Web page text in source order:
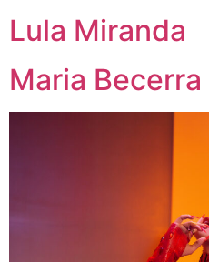
Lula Miranda
Maria Becerra